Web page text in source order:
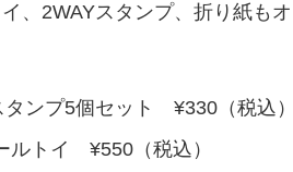
、2WAYスタンプ、折り紙も
タンプ5個セット ¥330（税込
ルトイ ¥550（税込）